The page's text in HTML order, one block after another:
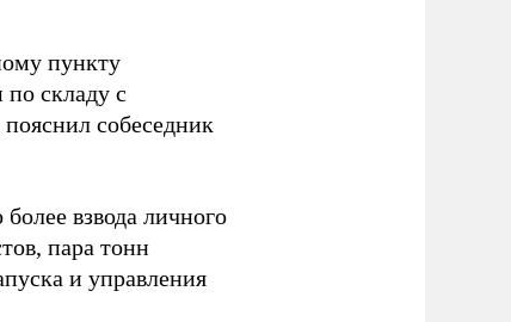
пункту
складу с
собеседник
взвода личного
пара тонн
и управления